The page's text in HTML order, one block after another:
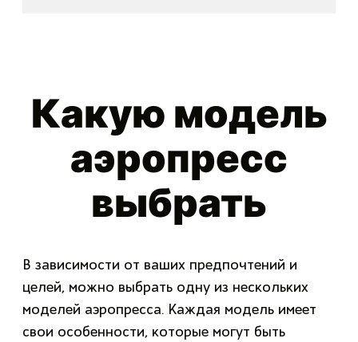
Какую модель
аэропресс
выбрать
В зависимости от ваших предпочтений и
целей, можно выбрать одну из нескольких
моделей аэропресса. Каждая модель имеет
свои особенности, которые могут быть